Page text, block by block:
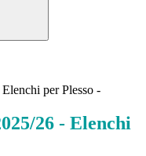
per Plesso -
26 - Elenchi